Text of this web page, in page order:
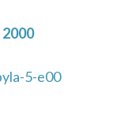
5-e00